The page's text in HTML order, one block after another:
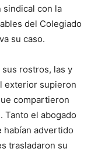
sindical con la
del Colegiado
su caso.
rostros, las y
exterior supieron
compartieron
Tanto el abogado
habían advertido
trasladaron su